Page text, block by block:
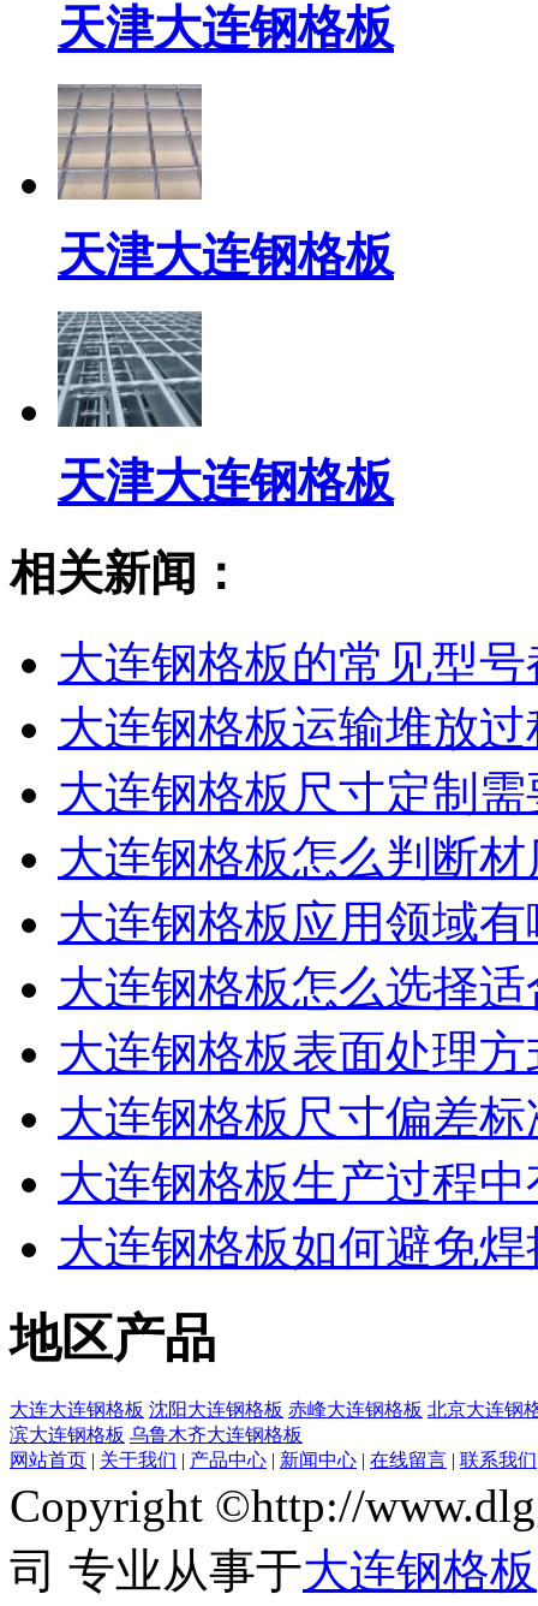
天津大连钢格板
天津大连钢格板
天津大连钢格板
相关新闻：
大连钢格板的常见型
大连钢格板运输堆放
大连钢格板尺寸定制
大连钢格板怎么判断
大连钢格板应用领域
大连钢格板怎么选择
大连钢格板表面处理
大连钢格板尺寸偏差
大连钢格板生产过程
大连钢格板如何避免
地区产品
大连大连钢格板 沈阳大连钢格板 赤峰大连钢格板 北京大连钢
滨大连钢格板 乌鲁木齐大连钢格板
网站首页 | 关于我们 | 产品中心 | 新闻中心 | 在线留言 | 联系我们
Copyright ©http://
司 专业从事于大连钢格板